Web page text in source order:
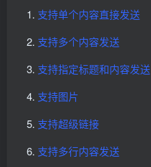
支持单个内容直接发送
支持多个内容发送
支持指定标题和内容发送
支持图片
支持超级链接
支持多行内容发送